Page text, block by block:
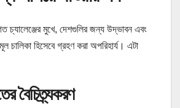
চ্যালেঞ্জের মুখে, দেশগুলির জন্য উদ্ভাবন এবং
চালিকা হিসেবে গ্রহণ করা অপরিহার্য। এটা
বৈচিত্র্যকরণ